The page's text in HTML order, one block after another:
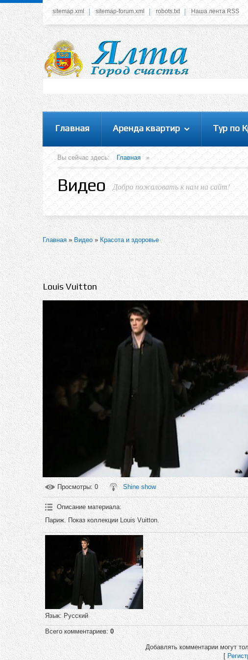
У вас нет прав просматривать данное меню,
пожалуйста, войдите на сайт под своим
логином или зарегестрируйтесь! Это позволит
вам пользоваться всеми функциями нашего
sitemap.xml sitemap-forum.xml robots.txt Наша лента RSS
Главная Аренда квартир Тур по
Вы сейчас здесь: Главная »
Видео Добро пожаловать к нам на сайт!
Главная»Видео»Красота и здоровье
Louis Vuitton
Просмотры: 0 Shine show
Описание материала:
Париж. Показ коллекции Louis Vuitton.
Язык: Русский
Всего комментариев:0
Добавлять комментарии могут
[